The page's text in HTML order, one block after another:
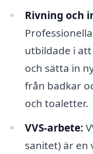
Rivning och
utbildade i
och sätta in
från badkar
och toaletter.
VVS-arbete:
sanitet) är en